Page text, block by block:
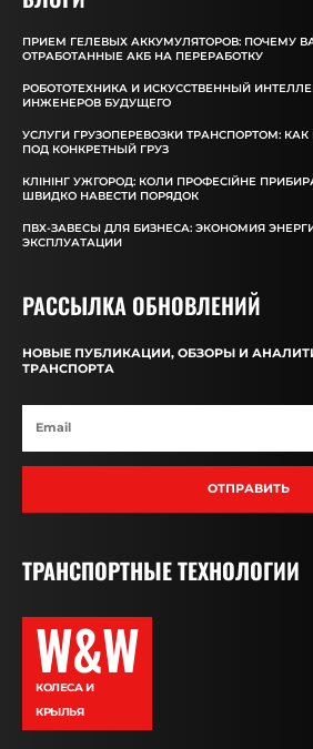
ПРИЕМ ГЕЛЕВЫХ АККУМУЛЯТОРОВ: ПОЧЕМУ
ОТРАБОТАННЫЕ АКБ НА ПЕРЕРАБОТКУ
РОБОТОТЕХНИКА И ИСКУССТВЕННЫЙ
ИНЖЕНЕРОВ БУДУЩЕГО
УСЛУГИ ГРУЗОПЕРЕВОЗКИ ТРАНСПОРТОМ:
ПОД КОНКРЕТНЫЙ ГРУЗ
КЛІНІНГ УЖГОРОД: КОЛИ ПРОФЕСІЙНЕ
ШВИДКО НАВЕСТИ ПОРЯДОК
ПВХ-ЗАВЕСЫ ДЛЯ БИЗНЕСА: ЭКОНОМИЯ
ЭКСПЛУАТАЦИИ
РАССЫЛКА ОБНОВЛЕНИЙ
НОВЫЕ ПУБЛИКАЦИИ, ОБЗОРЫ И
ТРАНСПОРТА
ОТПРАВИТЬ
ТРАНСПОРТНЫЕ ТЕХНОЛОГИИ
W&W
КОЛЕСА И
КРЫЛЬЯ